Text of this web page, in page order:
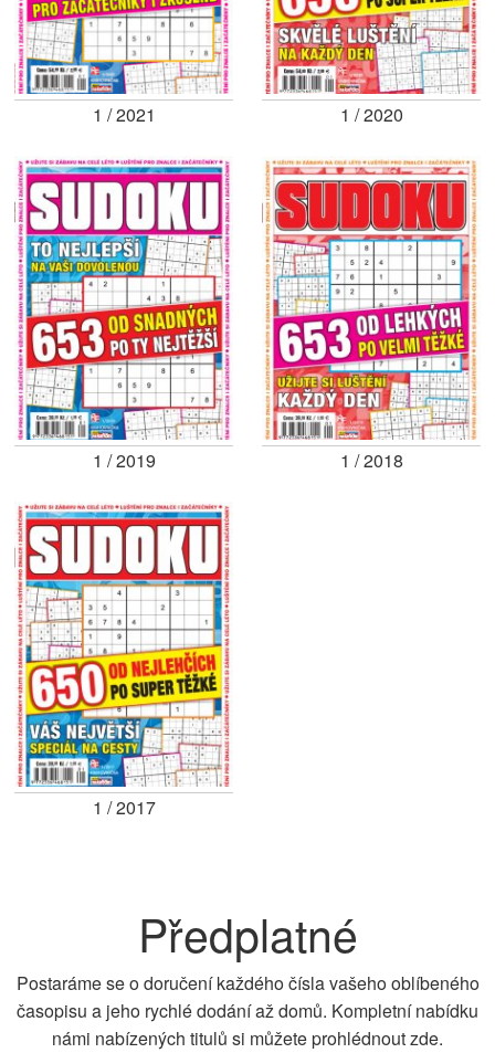
1 / 2021 1 / 2020
1 / 2019 1 / 2018
1 / 2017
Předplatné
Postaráme se o doručení každého čísla vašeho oblíbeného
časopisu a jeho rychlé dodání až domů. Kompletní nabídku
námi nabízených titulů si můžete prohlédnout zde.